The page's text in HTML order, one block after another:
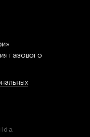
газового